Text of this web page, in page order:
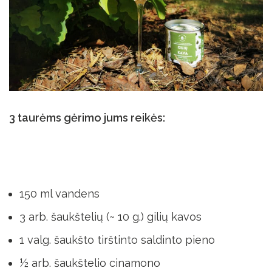
3 taurėms gėrimo jums reikės:
150 ml vandens
3 arb. šaukštelių (~ 10 g.) gilių kavos
1 valg. šaukšto tirštinto saldinto pieno
½ arb. šaukštelio cinamono